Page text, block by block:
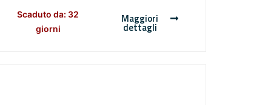
Scaduto da: 32
giorni
Maggiori
dettagli